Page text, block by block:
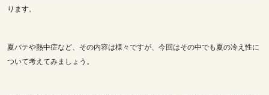
ります。
夏バテや熱中症など、その内容は様々ですが、今回はその中でも夏の冷え性に
ついて考えてみましょう。